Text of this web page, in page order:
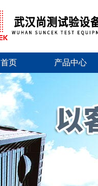
首页 产品中心